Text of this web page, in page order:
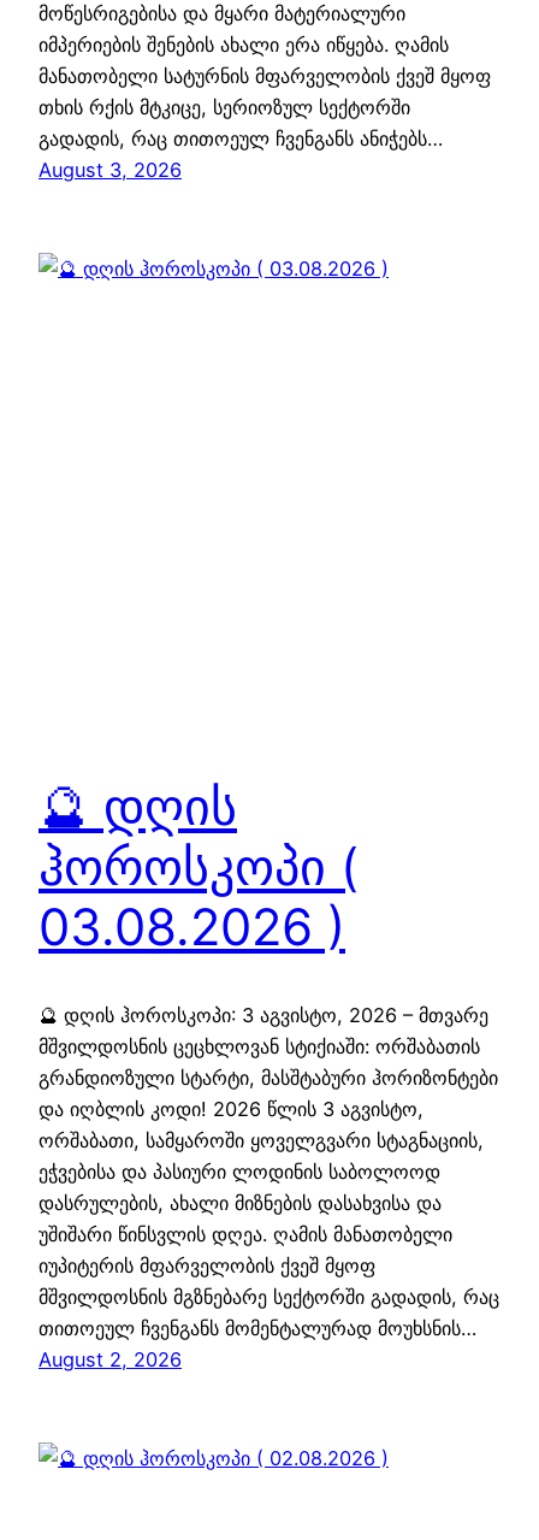
მოწესრიგებისა და მყარი მატერიალური
იმპერიების შენების ახალი ერა იწყება. ღამის
მანათობელი სატურნის მფარველობის ქვეშ მყოფ
თხის რქის მტკიცე, სერიოზულ სექტორში
გადადის, რაც თითოეულ ჩვენგანს ანიჭებს…
August 3, 2026
🔮 დღის
ჰოროსკოპი (
03.08.2026 )
🔮 დღის ჰოროსკოპი: 3 აგვისტო, 2026 – მთვარე
მშვილდოსნის ცეცხლოვან სტიქიაში: ორშაბათის
გრანდიოზული სტარტი, მასშტაბური ჰორიზონტები
და იღბლის კოდი! 2026 წლის 3 აგვისტო,
ორშაბათი, სამყაროში ყოველგვარი სტაგნაციის,
ეჭვებისა და პასიური ლოდინის საბოლოოდ
დასრულების, ახალი მიზნების დასახვისა და
უშიშარი წინსვლის დღეა. ღამის მანათობელი
იუპიტერის მფარველობის ქვეშ მყოფ
მშვილდოსნის მგზნებარე სექტორში გადადის, რაც
თითოეულ ჩვენგანს მომენტალურად მოუხსნის…
August 2, 2026